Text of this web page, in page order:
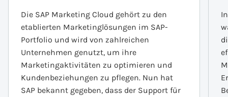
Die SAP Marketing Cloud gehört zu den
etablierten Marketinglösungen im SAP-
Portfolio und wird von zahlreichen
Unternehmen genutzt, um ihre
Marketingaktivitäten zu optimieren und
Kundenbeziehungen zu pflegen. Nun hat
SAP bekannt gegeben, dass der Support für